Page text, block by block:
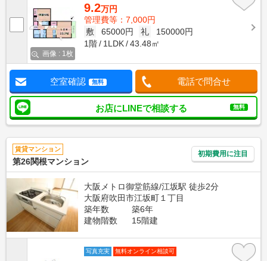
画像 : 1枚
9.2万円
管理費等：7,000円
敷
65000円 礼
150000円
1階
1LDK 43.48㎡
空室確認 無料 電話で問合せ
お店にLINEで相談する 無料
賃貸マンション
第26関根マンション
初期費用に注目
大阪メトロ御堂筋線/江坂駅 徒歩2分
大阪府吹田市江坂町１丁目
築年数
築6年
建物階数
15階建
写真充実 無料オンライン相談可